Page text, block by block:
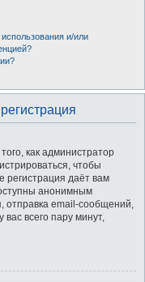
и/или
как администратор
чтобы
регистрация даёт вам
анонимным
отправка email-сообщений,
вас всего пару минут,